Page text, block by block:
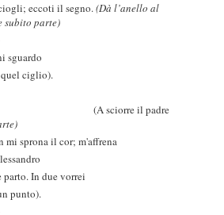
eccoti il segno.(Dà l’anello al
subito parte)
sguardo
ciglio).
il padre
mi sprona il cor; m'affrena
parto. In due vorrei
punto).